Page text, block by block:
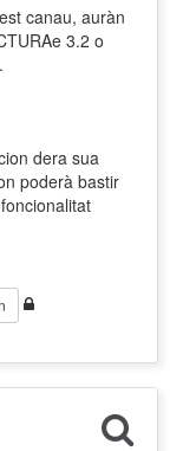
canau, auràn
3.2 o
dera sua
poderà bastir